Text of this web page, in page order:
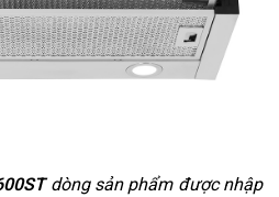
dòng sản phẩm được nhập